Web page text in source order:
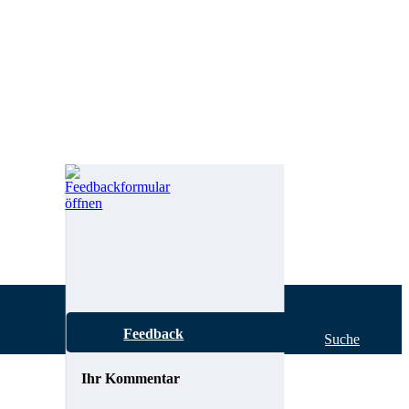
Hilfe zur Suche
Feedback
Ihr Kommentar